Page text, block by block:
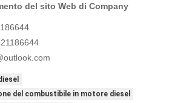
del sito Web di Company
del combustibile in motore diesel